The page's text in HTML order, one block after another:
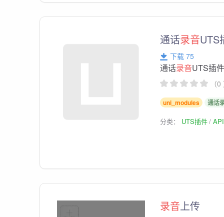
通话录音UTS
下载 75
通话录音UTS插
（
uni_modules 通话
分类： UTS插件
录音上传